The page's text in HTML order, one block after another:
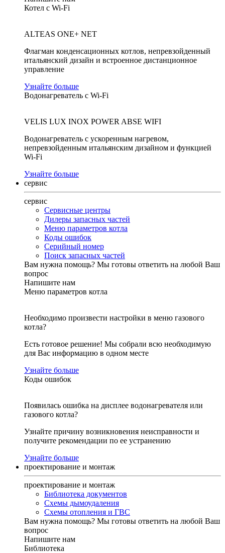
Котел с Wi-Fi
ALTEAS ONE+ NET
Флагман конденсационных котлов, непревзойденный
итальянский дизайн и встроенное дистанционное
управление
Узнайте больше
Водонагреватель с Wi-Fi
VELIS LUX INOX POWER ABSE WIFI
Водонагреватель с ускоренным нагревом,
непревзойденным итальянским дизайном и функцией
Wi-Fi
Узнайте больше
сервис
сервис
Сервисные центры
Дилеры запасных частей
Меню параметров котла
Коды ошибок
Серийный номер
Поиск запасных частей
Вам нужна помощь? Мы готовы ответить на любой Ваш
вопрос
Напишите нам
Меню параметров котла
Необходимо произвести настройки в меню газового
котла?
Есть готовое решение! Мы собрали всю необходимую
для Вас информацию в одном месте
Узнайте больше
Коды ошибок
Появилась ошибка на дисплее водонагревателя или
газового котла?
Узнайте причину возникновения неисправности и
получите рекомендации по ее устранению
Узнайте больше
проектирование и монтаж
проектирование и монтаж
Библиотека документов
Схемы дымоудаления
Схемы отопления и ГВС
Вам нужна помощь? Мы готовы ответить на любой Ваш
вопрос
Напишите нам
Библиотека